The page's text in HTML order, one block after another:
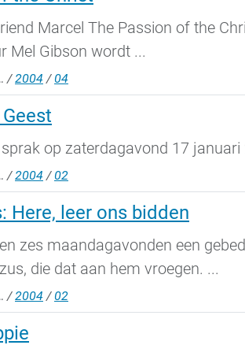
Marcel The Passion of the
Mel Gibson wordt ...
/2004 /04
op zaterdagavond 17
/2004 /02
Here, leer ons bidden
zes maandagavonden een
die dat aan hem vroegen. ...
/2004 /02